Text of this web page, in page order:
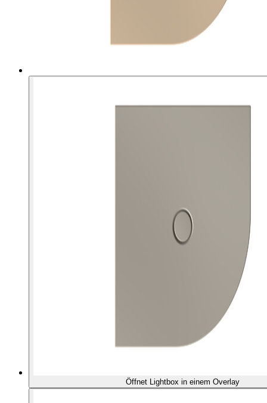
Öffnet Lightbox in einem Overlay